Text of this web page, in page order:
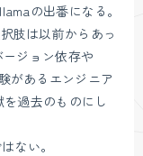
の出番になる。
肢は以前からあっ
ージョン依存や
があるエンジニア
過去のものにし
ない。